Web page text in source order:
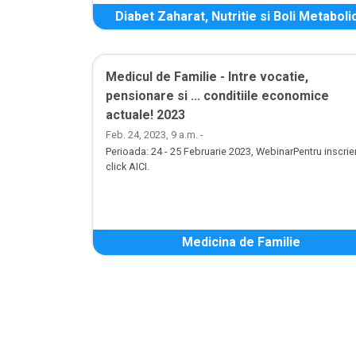
Diabet Zaharat, Nutritie si Boli
Medicul de Familie - Intre vocatie,
pensionare si ... conditiile economice
actuale! 2023
Feb. 24, 2023, 9 a.m. -
Perioada: 24 - 25 Februarie 2023, WebinarPentru
click AICI.
Medicina de Familie